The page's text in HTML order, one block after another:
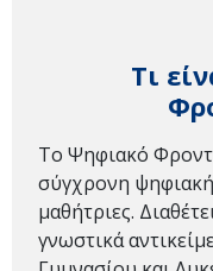
Τι
Το Ψηφιακό
σύγχρονη
μαθήτριες.
γνωστικά